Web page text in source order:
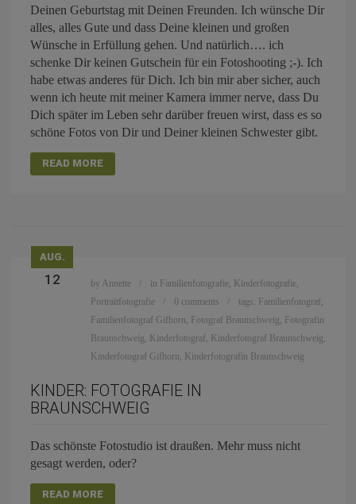
Deinen Geburtstag mit Deinen Freunden. Ich wünsche Dir
alles, alles Gute und dass Deine kleinen und großen
Wünsche in Erfüllung gehen. Und natürlich…. ich
schenke Dir keinen Gutschein für ein Fotoshooting ;-). Ich
habe etwas anderes für Dich. Ich bin mir aber sicher, auch
wenn ich heute mit meiner Kamera immer nerve, dass Du
Dich später im Leben sehr darüber freuen wirst, dass es so
schöne Fotos von Dir und Deiner kleinen Schwester gibt.
READ MORE
AUG.
12 by Annette in Familienfotografie, Kinderfotografie,
Portraitfotografie
0 comments tags: Familienfotograf,
Familienfotograf Gifhorn, Fotograf Braunschweig, Fotografin
Braunschweig, Kinderfotograf, Kinderfotograf Braunschweig,
Kinderfotograf Gifhorn, Kinderfotografin Braunschweig
KINDER: FOTOGRAFIE IN
BRAUNSCHWEIG
Das schönste Fotostudio ist draußen. Mehr muss nicht
gesagt werden, oder?
READ MORE